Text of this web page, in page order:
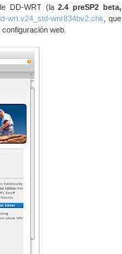
DD-WRT (la2.4 preSP2 beta,
wrt.v24_std-wnr834bv2.chk
, que
web.